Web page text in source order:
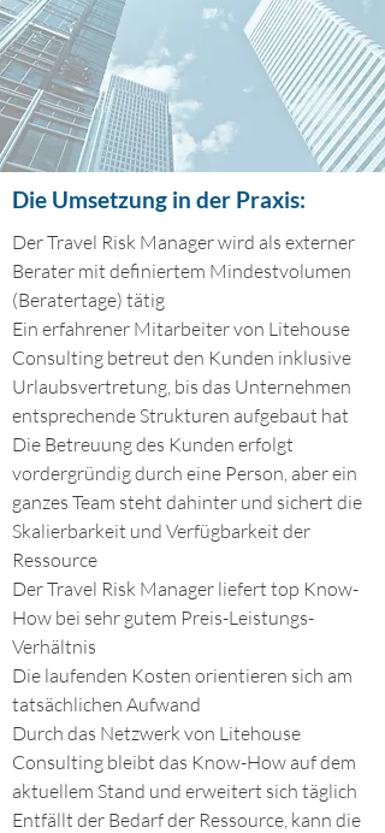
Die Umsetzung in der Praxis:
Der Travel Risk Manager wird als externer
Berater mit definiertem Mindestvolumen
(Beratertage) tätig
Ein erfahrener Mitarbeiter von Litehouse
Consulting betreut den Kunden inklusive
Urlaubsvertretung, bis das Unternehmen
entsprechende Strukturen aufgebaut hat
Die Betreuung des Kunden erfolgt
vordergründig durch eine Person, aber ein
ganzes Team steht dahinter und sichert die
Skalierbarkeit und Verfügbarkeit der
Ressource
Der Travel Risk Manager liefert top Know-
How bei sehr gutem Preis-Leistungs-
Verhältnis
Die laufenden Kosten orientieren sich am
tatsächlichen Aufwand
Durch das Netzwerk von Litehouse
Consulting bleibt das Know-How auf dem
aktuellem Stand und erweitert sich täglich
Entfällt der Bedarf der Ressource, kann die